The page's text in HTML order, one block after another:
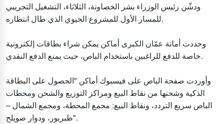
ودشّن رئيس الوزراء بشر الخصاونة، الثلاثاء، التشغيل التجريبي
للمسار الأول للمشروع الحيوي الذي طال انتظاره.
وحددت أمانة عمّان الكبرى أماكن يمكن شراء بطاقات إلكترونية
خاصة للدفع للراغبين باستخدام الباص، حيث يمنع الدفع النقدي.
وأوردت صفحة الباص على فيسبوك أماكن "الحصول على البطاقة
الذكية وشحنها من نقاط البيع ومراكز التوزيع والشحن ومحطات
الباص سريع التردد، ونقاط البيع: مجمع المحطة، ومجمع الشمال –
طبربور، ودوار صويلح".